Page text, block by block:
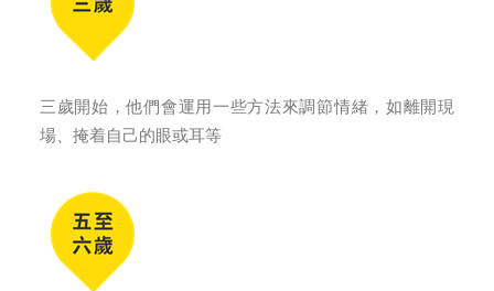
三歲開始，他們會運用一些方法來調節情緒，如離開現
場、掩着自己的眼或耳等